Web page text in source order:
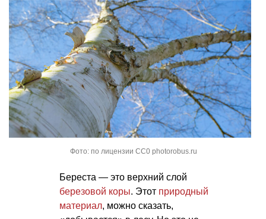
Фото: по лицензии CC0 photorobus.ru
Береста — это верхний слой
березовой коры. Этот природный
материал, можно сказать,